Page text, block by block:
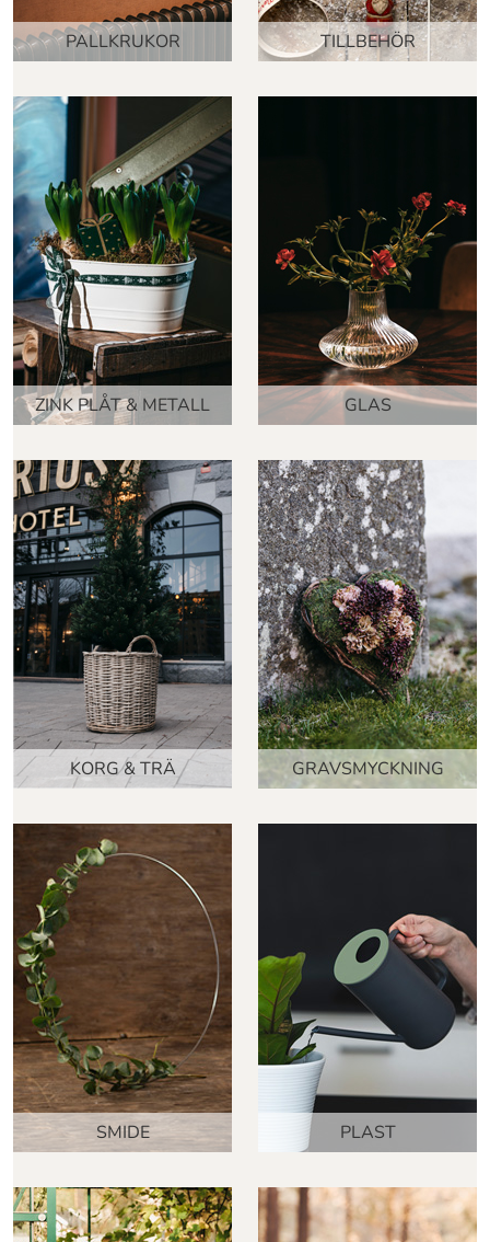
PALLKRUKOR TILLBEHÖR
ZINK PLÅT & METALL GLAS
KORG & TRÄ GRAVSMYCKNING
SMIDE PLAST